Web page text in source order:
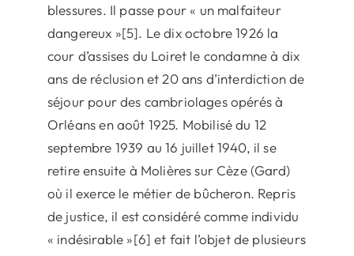
blessures. Il passe pour « un malfaiteur
dangereux »[5]. Le dix octobre 1926 la
cour d’assises du Loiret le condamne à dix
ans de réclusion et 20 ans d’interdiction de
séjour pour des cambriolages opérés à
Orléans en août 1925. Mobilisé du 12
septembre 1939 au 16 juillet 1940, il se
retire ensuite à Molières sur Cèze (Gard)
où il exerce le métier de bûcheron. Repris
de justice, il est considéré comme individu
« indésirable »[6] et fait l’objet de plusieurs